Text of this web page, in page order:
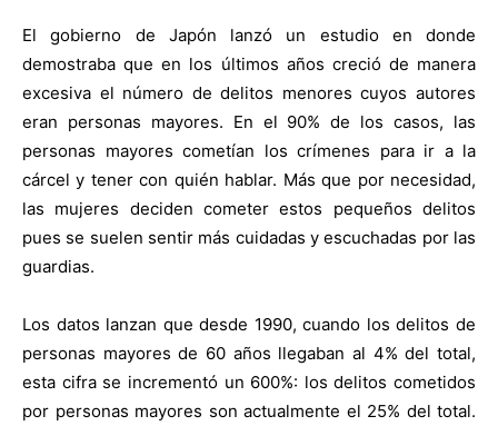
El gobierno de Japón lanzó un estudio en donde
demostraba que en los últimos años creció de manera
excesiva el número de delitos menores cuyos autores
eran personas mayores. En el 90% de los casos, las
personas mayores cometían los crímenes para ir a la
cárcel y tener con quién hablar. Más que por necesidad,
las mujeres deciden cometer estos pequeños delitos
pues se suelen sentir más cuidadas y escuchadas por las
guardias.
Los datos lanzan que desde 1990, cuando los delitos de
personas mayores de 60 años llegaban al 4% del total,
esta cifra se incrementó un 600%: los delitos cometidos
por personas mayores son actualmente el 25% del total.